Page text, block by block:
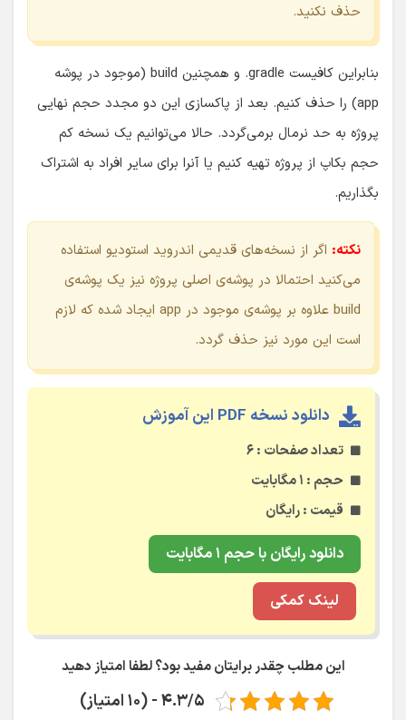
حذف نکنید.
بنابراین کافیست gradle. و همچنین build (موجود در پوشه
app) را حذف کنیم. بعد از پاکسازی این دو مجدد حجم نهایی
پروژه به حد نرمال برمی‌گردد. حالا می‌توانیم یک نسخه کم
حجم بکاپ از پروژه تهیه کنیم یا آنرا برای سایر افراد به اشتراک
بگذاریم.
نکته: اگر از نسخه‌های قدیمی اندروید استودیو استفاده
می‌کنید احتمالا در پوشه‌ی اصلی پروژه نیز یک پوشه‌ی
build علاوه بر پوشه‌ی موجود در app ایجاد شده که لازم
است این مورد نیز حذف گردد.
دانلود نسخه PDF این آموزش
تعداد صفحات : ۶
حجم : ۱ مگابایت
قیمت : رایگان
دانلود رایگان با حجم ۱ مگابایت
لینک کمکی
این مطلب چقدر برایتان مفید بود؟ لطفا امتیاز دهید
4.3/5 - (10 امتیاز)